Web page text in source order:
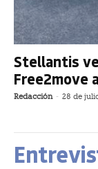
Stellantis
Free2move
Redacción - 28 de